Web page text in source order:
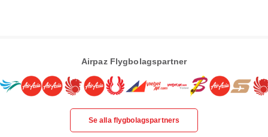
Airpaz Flygbolagspartner
Se alla flygbolagspartners